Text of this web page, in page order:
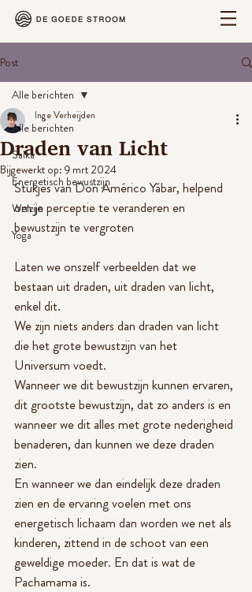
Post
Alle berichten
Salka
Energetisch bewustzijn
Welzijn
Yoga
Alle berichten
Draden van Licht
Inge Verheijden
Bijgewerkt op: 9 mrt 2024
Stukjes van Don Américo Yábar, helpend
om je perceptie te veranderen en
bewustzijn te vergroten
Laten we onszelf verbeelden dat we
bestaan uit draden, uit draden van licht,
enkel dit.
We zijn niets anders dan draden van licht
die het grote bewustzijn van het
Universum voedt.
Wanneer we dit bewustzijn kunnen ervaren,
dit grootste bewustzijn, dat zo anders is en
wanneer we dit alles met grote nederigheid
benaderen, dan kunnen we deze draden
zien.
En wanneer we dan eindelijk deze draden
zien en de ervaring voelen met ons
energetisch lichaam dan worden we net als
kinderen, zittend in de schoot van een
geweldige moeder. En dat is wat de
Pachamama is.